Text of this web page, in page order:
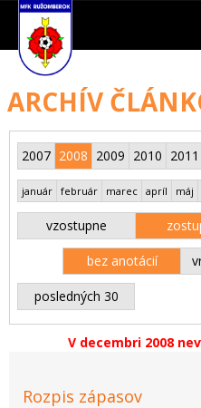
ARCHÍV
2007 2008 2009 2010 2011
január február marec apríl máj
vzostupne
bez anotácií
posledných 30
V decembri 2008
Rozpis zápasov